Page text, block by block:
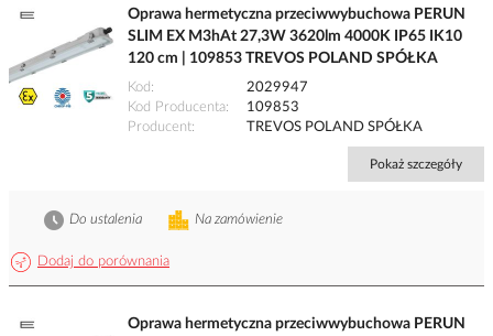
Oprawa hermetyczna przeciwwybuchowa PERUN
SLIM EX M3hAt 27,3W 3620lm 4000K IP65 IK10
120 cm | 109853 TREVOS POLAND SPÓŁKA
Kod
2029947
Kod Producenta
109853
Producent
TREVOS POLAND SPÓŁKA
Pokaż szczegóły
Dodaj do porównania
Na zamówienie
Do ustalenia
Oprawa hermetyczna przeciwwybuchowa PERUN